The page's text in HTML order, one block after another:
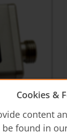
Cookies &
content
be found in